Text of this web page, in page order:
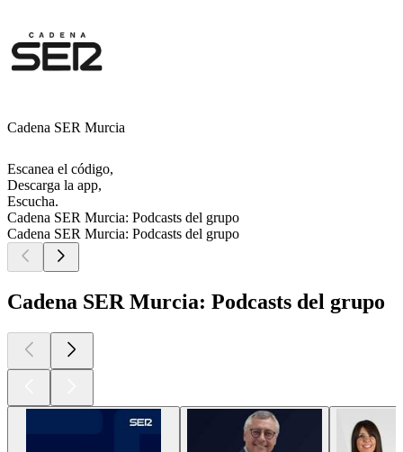
Cadena SER Murcia
Escanea el código,
Descarga la app,
Escucha.
Cadena SER Murcia: Podcasts del grupo
Cadena SER Murcia: Podcasts del grupo
Cadena SER Murcia: Podcasts del grupo